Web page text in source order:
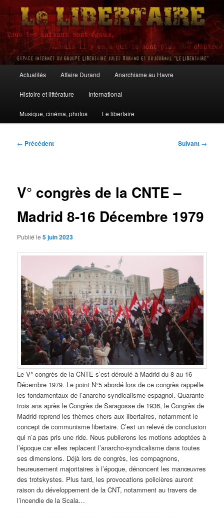
Aller
contenu
principalLe Libertaire
principal
Actualités Affaire Durand Anarchisme au Havre
Histoire et littérature International
Musique, cinéma, photos Le libertaire
Navigation
← Précédent Suivant →
V° congrès de la CNTE –
Madrid 8-16 Décembre 1979
Publié le5 juin 2023
Le V° congrès de la CNTE s’est déroulé à Madrid du 8 au 16
Décembre 1979. Le point N°5 abordé lors de ce congrès rappelle
les fondamentaux de l’anarcho-syndicalisme espagnol. Quarante-
trois ans après le Congrès de Saragosse de 1936, le Congrès de
Madrid reprend les thèmes chers aux libertaires, notamment le
concept de communisme libertaire. C’est un relevé de conclusion
qui n’a pas pris une ride. Nous publierons les motions adoptées à
l’époque car elles replacent l’anarcho-syndicalisme dans toutes
ses dimensions. Déjà lors de congrès, les compagnons,
heureusement majoritaires à l’époque, dénoncent les manœuvres
des trotskystes. Plus tard, les provocations policières auront
raison du développement de la CNT, notamment au travers de
l’incendie de la Scala…